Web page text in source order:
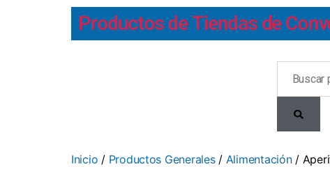
Productos de Tiendas de
Inicio / Productos Generales/ Alimentación/